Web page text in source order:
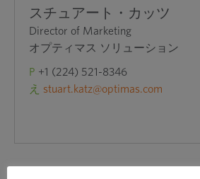
新
し
い
ウ
ィ
で
スチュアート・カッツ
Director of Marketing
オプティマス ソリューション
P +1 (224) 521-8346
え
stuart.katz@optimas.com